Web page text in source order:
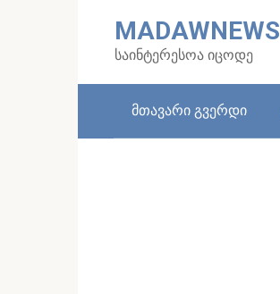
MADAWNEWS
საინტერესოა იცოდე
მთავარი გვერდი